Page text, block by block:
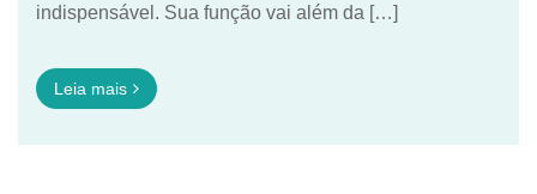
indispensável. Sua função vai além da […]
Leia mais